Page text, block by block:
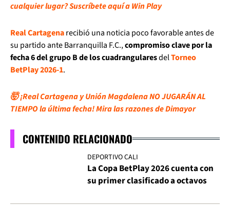
cualquier lugar? Suscríbete aquí a Win Play
Real Cartagenarecibió una noticia poco favorable antes de
su partido ante Barranquilla F.C.,compromiso clave por la
fecha 6 del grupo B de los cuadrangularesdelTorneo
BetPlay 2026-1.
🤯 ¡Real Cartagena y Unión Magdalena NO JUGARÁN AL
TIEMPO la última fecha! Mira las razones de Dimayor
CONTENIDO RELACIONADO
DEPORTIVO CALI
La Copa BetPlay 2026 cuenta con
su primer clasificado a octavos